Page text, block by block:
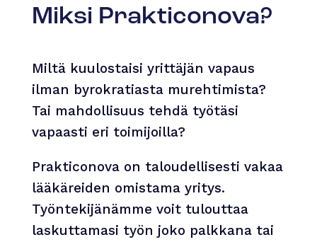
Miksi Prakticonova?
Miltä kuulostaisi yrittäjän vapaus
ilman byrokratiasta murehtimista?
Tai mahdollisuus tehdä työtäsi
vapaasti eri toimijoilla?
Prakticonova on taloudellisesti vakaa
lääkäreiden omistama yritys.
Työntekijänämme voit tulouttaa
laskuttamasi työn joko palkkana tai